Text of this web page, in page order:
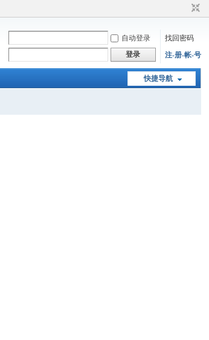
自动登录
找回密码
登录 注-册-帐-号
快捷导航